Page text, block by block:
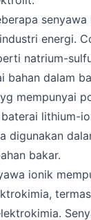
senyawa
energi.
natrium-
bahan dalam
mempunyai
lithium-
digunakan
bakar.
ionik